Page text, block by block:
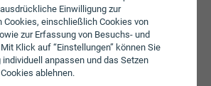
Einwilligung zur
Cookies, einschließlich Cookies von
zur Erfassung von Besuchs- und
Klick auf “Einstellungen” können Sie
individuell anpassen und das Setzen
ablehnen.